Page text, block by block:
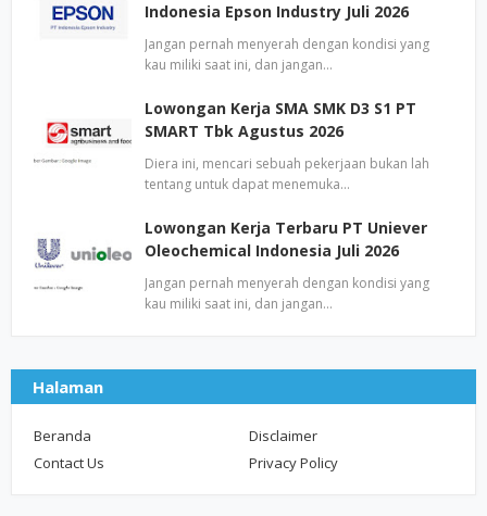
Indonesia Epson Industry Juli 2026
Jangan pernah menyerah dengan kondisi yang
kau miliki saat ini, dan jangan…
Lowongan Kerja SMA SMK D3 S1 PT
SMART Tbk Agustus 2026
Diera ini, mencari sebuah pekerjaan bukan lah
tentang untuk dapat menemuka…
Lowongan Kerja Terbaru PT Uniever
Oleochemical Indonesia Juli 2026
Jangan pernah menyerah dengan kondisi yang
kau miliki saat ini, dan jangan…
Halaman
Beranda
Disclaimer
Contact Us
Privacy Policy